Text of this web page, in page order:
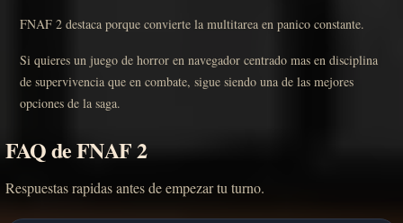
FNAF 2 destaca porque convierte la multitarea en panico constante.
Si quieres un juego de horror en navegador centrado mas en disciplina
de supervivencia que en combate, sigue siendo una de las mejores
opciones de la saga.
FAQ de FNAF 2
Respuestas rapidas antes de empezar tu turno.